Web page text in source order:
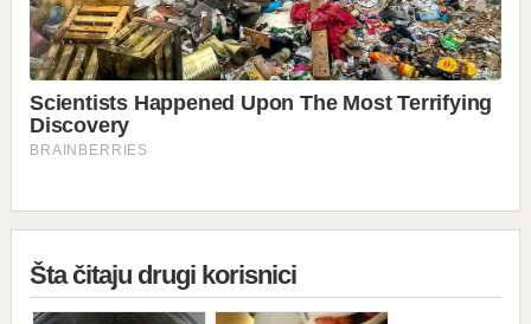
Šta čitaju drugi korisnici